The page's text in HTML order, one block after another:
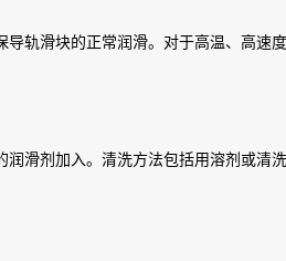
轨滑块的正常润滑。对于高温、高速
滑剂加入。清洗方法包括用溶剂或清